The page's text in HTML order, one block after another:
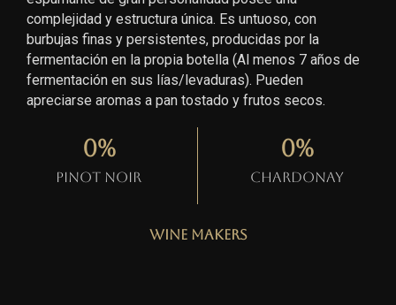
complejidad y estructura única. Es untuoso, con
burbujas finas y persistentes, producidas por la
fermentación en la propia botella (Al menos 7 años de
fermentación en sus lías/levaduras). Pueden
apreciarse aromas a pan tostado y frutos secos.
Pinot Noir
0%
Chardonay
0%
Wine Makers